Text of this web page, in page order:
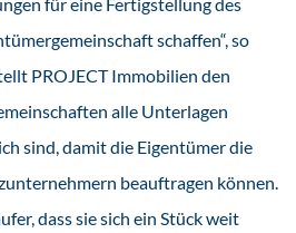
schaffen“, so
PROJECT Immobilien den
alle Unterlagen
sind, damit die Eigentümer die
beauftragen können.
dass sie sich ein Stück weit